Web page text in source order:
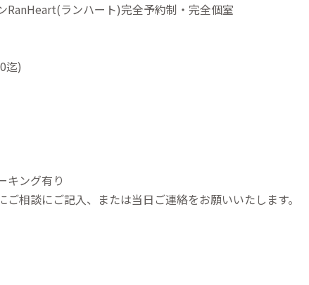
RanHeart(ランハート)完全予約制・完全個室
迄)
ング有り
相談にご記入、または当日ご連絡をお願いいたします。